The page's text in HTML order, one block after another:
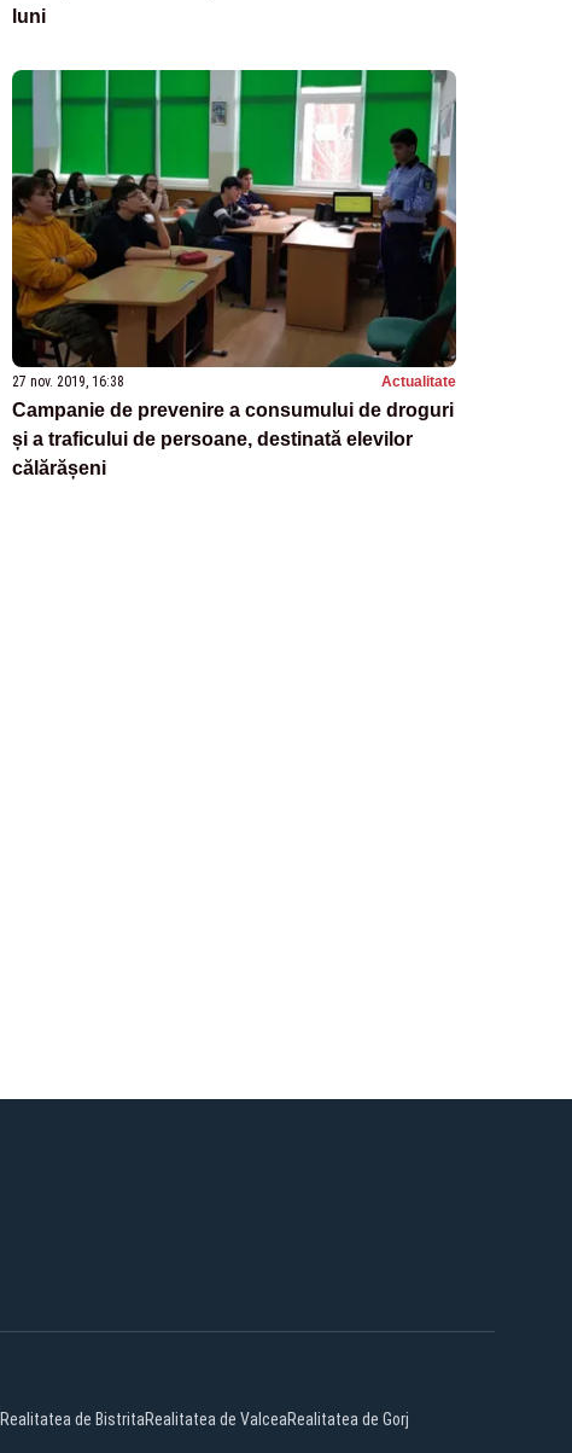
luni
27 nov. 2019, 16:38 Actualitate
Campanie de prevenire a consumului de droguri
și a traficului de persoane, destinată elevilor
călărășeni
Realitatea de BistritaRealitatea de ValceaRealitatea de Gorj